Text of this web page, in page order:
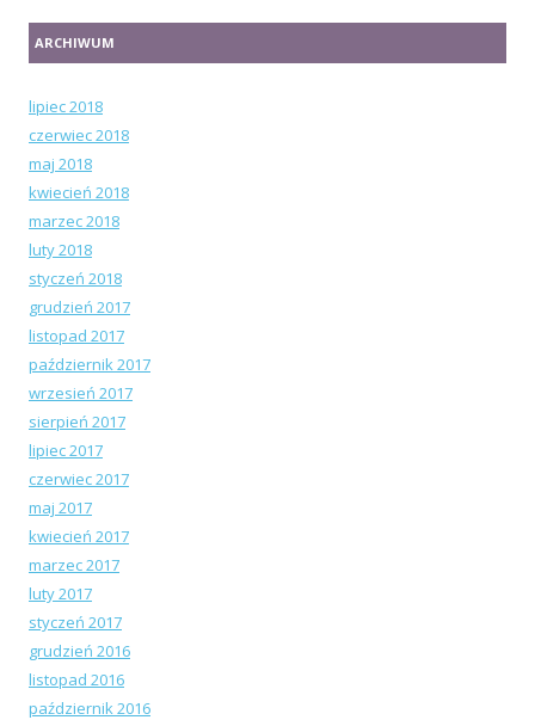
ARCHIWUM
lipiec 2018
czerwiec 2018
maj 2018
kwiecień 2018
marzec 2018
luty 2018
styczeń 2018
grudzień 2017
listopad 2017
październik 2017
wrzesień 2017
sierpień 2017
lipiec 2017
czerwiec 2017
maj 2017
kwiecień 2017
marzec 2017
luty 2017
styczeń 2017
grudzień 2016
listopad 2016
październik 2016